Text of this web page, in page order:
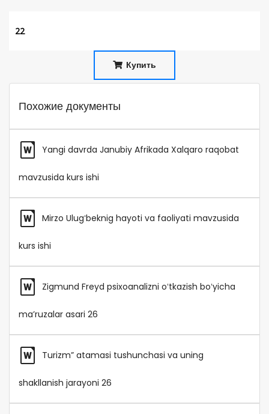
22
Купить
Похожие документы
Yangi davrda Janubiy Afrikada Xalqaro raqobat
mavzusida kurs ishi
Mirzo Ulugʻbeknig hayoti va faoliyati mavzusida
kurs ishi
Zigmund Freyd psixoanalizni oʻtkazish boʻyicha
maʼruzalar asari 26
Turizm” atamasi tushunchasi va uning
shakllanish jarayoni 26